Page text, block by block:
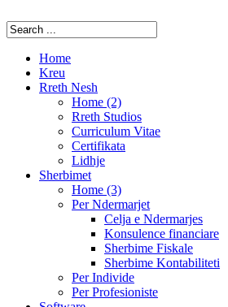
Home
Kreu
Rreth Nesh
Home (2)
Rreth Studios
Curriculum Vitae
Certifikata
Lidhje
Sherbimet
Home (3)
Per Ndermarjet
Celja e Ndermarjes
Konsulence financiare
Sherbime Fiskale
Sherbime Kontabiliteti
Per Individe
Per Profesioniste